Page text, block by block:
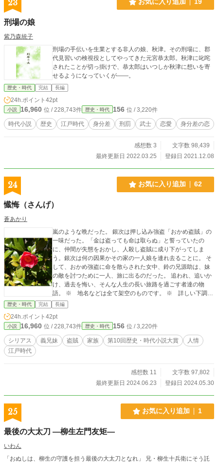
23 お気に入り追加 19
刑場の娘
紫乃森統子
刑場の手伝いを生業とする非人の娘、秋津。その刑場に、郡
代見習いの検視役としてやってきた元宮恭太郎。秋津に叱咤
されたことが切っ掛けで、恭太郎はいつしか秋津に想いを寄
せるようになっていくが――。
歴史・時代 完結 長編
24h.ポイント 42pt
小説 16,960 位 / 228,743件 歴史・時代 156 位 / 3,220件
時代小説 歴史 江戸時代 身分差 刑罰 武士 恋愛 身分差の恋
感想数 3
文字数 98,439
最終更新日 2022.03.25
登録日 2021.12.08
24 お気に入り追加 62
懴悔（さんげ）
蒼あかり
嵐のような晩だった。 銀次は押し込み強盗「おかめ盗賊」の
一味だった。「金は盗っても命は取らぬ」と誓っていたの
に、仲間が失態をおかし、人殺し盗賊に成り下がってしま
う。銀次は何の因果かその家の一人娘を連れ去ることに。 そ
して、おかめ強盗に命を散らされた女中、鈴の兄源助は、妹
の敵を討つために一人、旅に出るのだった。 追われ、追いか
け、過去を悔い、そんな人生の長い旅路を過ごす者達の物
語。 ※ 地名などは全て架空のものです。 ※ 詳しい下調べ
はおこなっておりません。作者のつたない記憶の中から絞り
出しましたので、歴史の中の史実と違うこともあるかと思い
ます。その辺をご理解のほど、よろしくお願いいたします。
歴史・時代 完結 長編
24h.ポイント 42pt
小説 16,960 位 / 228,743件 歴史・時代 156 位 / 3,220件
シリアス 義兄妹 盗賊 家族 第10回歴史・時代小説大賞
人情
江戸時代
感想数 11
文字数 97,802
最終更新日 2024.06.23
登録日 2024.05.30
25 お気に入り追加 1
最後の大太刀 ―柳生左門友矩―
いわん
「おぬしは、柳生の守護を担う最後の大太刀となれ」 兄・柳生十兵衛にそう託